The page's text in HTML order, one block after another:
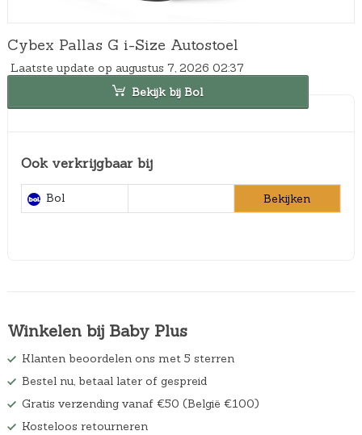
Cybex Pallas G i-Size Autostoel
Laatste update op augustus 7, 2026 02:37
Bekijk bij Bol
Ook verkrijgbaar bij
Bol Bekijken
Winkelen bij Baby Plus
Klanten beoordelen ons met 5 sterren
Bestel nu, betaal later of gespreid
Gratis verzending vanaf €50 (België €100)
Kosteloos retourneren